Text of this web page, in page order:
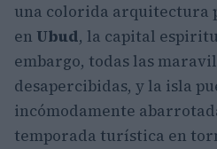
una colorida arquitectura
en Ubud, la capital
embargo, todas las
desapercibidas, y la isla
incómodamente
temporada turística en